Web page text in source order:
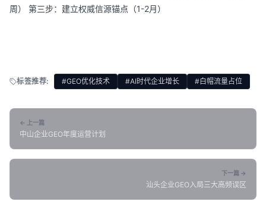
周） 第三步：建立权威信源锚点（1-2月）
标签推荐: #GEO优化技术 #AI时代企业增长 #白帽流量占位
← 上一篇
中山企业GEO年度运营计划
下一篇 →
汕头企业GEO入局三大高频误区